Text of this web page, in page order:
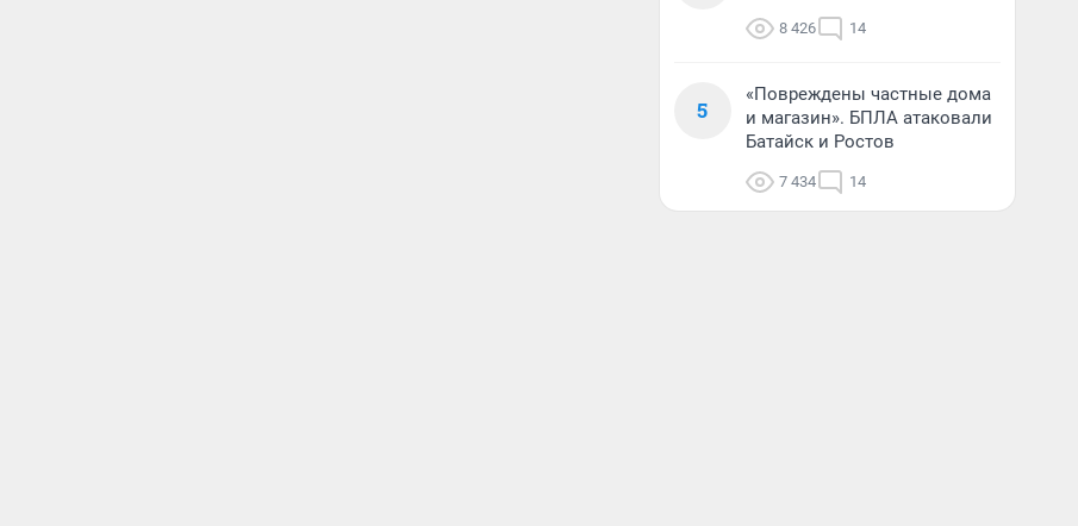
8 426 14
5
«Повреждены частные дома
и магазин». БПЛА атаковали
Батайск и Ростов
7 434 14